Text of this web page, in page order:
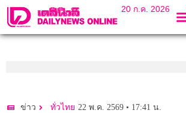
20 ก.ค. 2026
ข่าว ทั่วไทย 22 พ.ค. 2569 • 17:41 น.